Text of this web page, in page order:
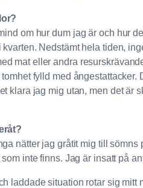
om hur dum jag är och hur
kvarten. Nedstämt hela tiden,
mat eller andra
fylld med
klara jag mig utan, men det
nätter jag gråtit mig till
inte finns. Jag är insatt på
laddade situation rotar sig